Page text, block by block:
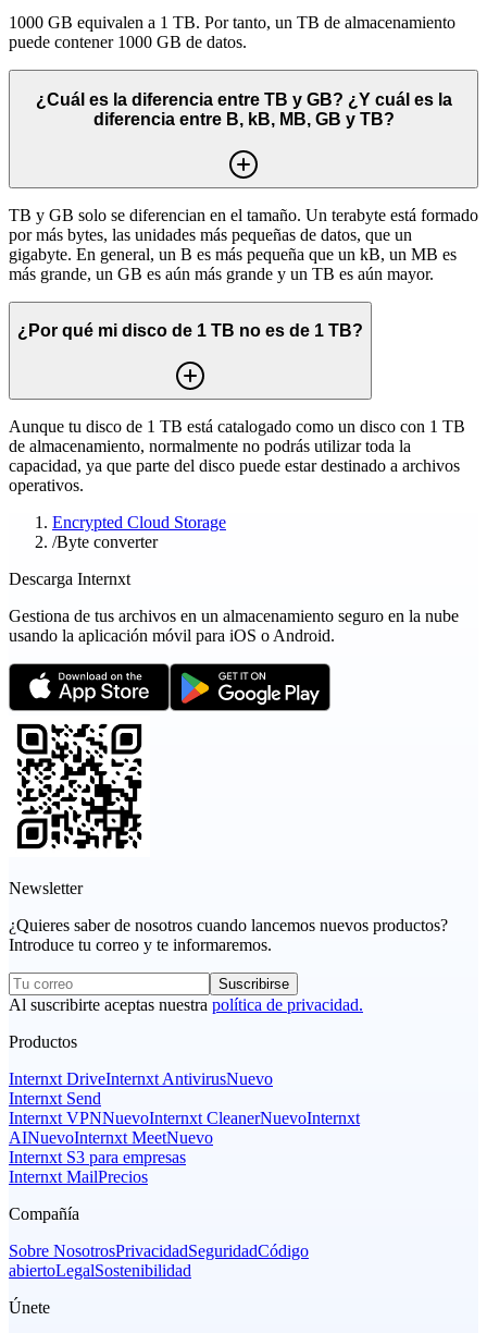
1000 GB equivalen a 1 TB. Por tanto, un TB de almacenamiento
puede contener 1000 GB de datos.
¿Cuál es la diferencia entre TB y GB? ¿Y cuál es la
diferencia entre B, kB, MB, GB y TB?
TB y GB solo se diferencian en el tamaño. Un terabyte está formado
por más bytes, las unidades más pequeñas de datos, que un
gigabyte. En general, un B es más pequeña que un kB, un MB es
más grande, un GB es aún más grande y un TB es aún mayor.
¿Por qué mi disco de 1 TB no es de 1 TB?
Aunque tu disco de 1 TB está catalogado como un disco con 1 TB
de almacenamiento, normalmente no podrás utilizar toda la
capacidad, ya que parte del disco puede estar destinado a archivos
operativos.
Encrypted Cloud Storage
/Byte converter
Descarga Internxt
Gestiona de tus archivos en un almacenamiento seguro en la nube
usando la aplicación móvil para iOS o Android.
Newsletter
¿Quieres saber de nosotros cuando lancemos nuevos productos?
Introduce tu correo y te informaremos.
Suscribirse
Al suscribirte aceptas nuestra política de privacidad.
Productos
Internxt DriveInternxt AntivirusNuevo
Internxt Send
Internxt VPNNuevoInternxt CleanerNuevoInternxt
AINuevoInternxt MeetNuevo
Internxt S3 para empresas
Internxt MailPrecios
Compañía
Sobre NosotrosPrivacidadSeguridadCódigo
abiertoLegalSostenibilidad
Únete